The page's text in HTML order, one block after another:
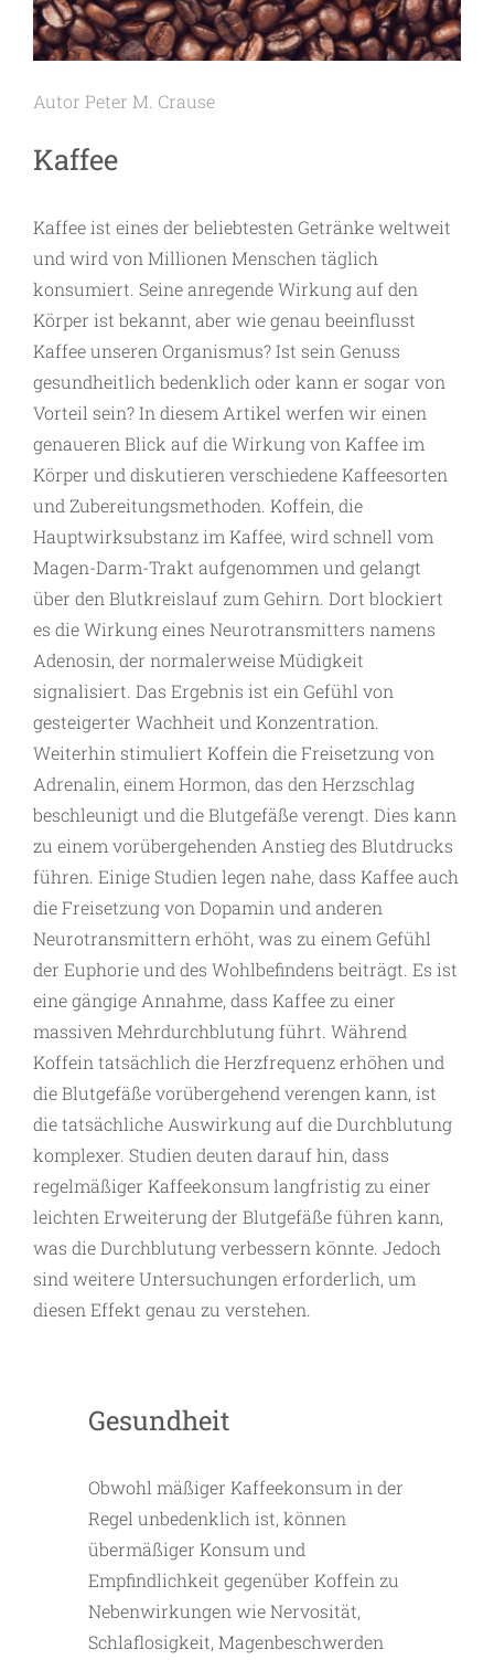
Autor Peter M. Crause
Kaffee
Kaffee ist eines der beliebtesten Getränke weltweit
und wird von Millionen Menschen täglich
konsumiert. Seine anregende Wirkung auf den
Körper ist bekannt, aber wie genau beeinflusst
Kaffee unseren Organismus? Ist sein Genuss
gesundheitlich bedenklich oder kann er sogar von
Vorteil sein? In diesem Artikel werfen wir einen
genaueren Blick auf die Wirkung von Kaffee im
Körper und diskutieren verschiedene Kaffeesorten
und Zubereitungsmethoden. Koffein, die
Hauptwirksubstanz im Kaffee, wird schnell vom
Magen-Darm-Trakt aufgenommen und gelangt
über den Blutkreislauf zum Gehirn. Dort blockiert
es die Wirkung eines Neurotransmitters namens
Adenosin, der normalerweise Müdigkeit
signalisiert. Das Ergebnis ist ein Gefühl von
gesteigerter Wachheit und Konzentration.
Weiterhin stimuliert Koffein die Freisetzung von
Adrenalin, einem Hormon, das den Herzschlag
beschleunigt und die Blutgefäße verengt. Dies kann
zu einem vorübergehenden Anstieg des Blutdrucks
führen. Einige Studien legen nahe, dass Kaffee auch
die Freisetzung von Dopamin und anderen
Neurotransmittern erhöht, was zu einem Gefühl
der Euphorie und des Wohlbefindens beiträgt. Es ist
eine gängige Annahme, dass Kaffee zu einer
massiven Mehrdurchblutung führt. Während
Koffein tatsächlich die Herzfrequenz erhöhen und
die Blutgefäße vorübergehend verengen kann, ist
die tatsächliche Auswirkung auf die Durchblutung
komplexer. Studien deuten darauf hin, dass
regelmäßiger Kaffeekonsum langfristig zu einer
leichten Erweiterung der Blutgefäße führen kann,
was die Durchblutung verbessern könnte. Jedoch
sind weitere Untersuchungen erforderlich, um
diesen Effekt genau zu verstehen.
Gesundheit
Obwohl mäßiger Kaffeekonsum in der
Regel unbedenklich ist, können
übermäßiger Konsum und
Empfindlichkeit gegenüber Koffein zu
Nebenwirkungen wie Nervosität,
Schlaflosigkeit, Magenbeschwerden